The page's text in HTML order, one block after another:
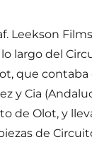
Leekson
largo del
que contaba
y Cia
de Olot, y
de